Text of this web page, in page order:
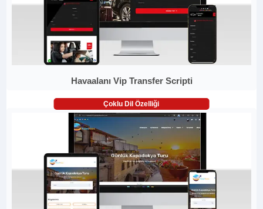
Havaalanı Vip Transfer Scripti
Çoklu Dil Özelliği